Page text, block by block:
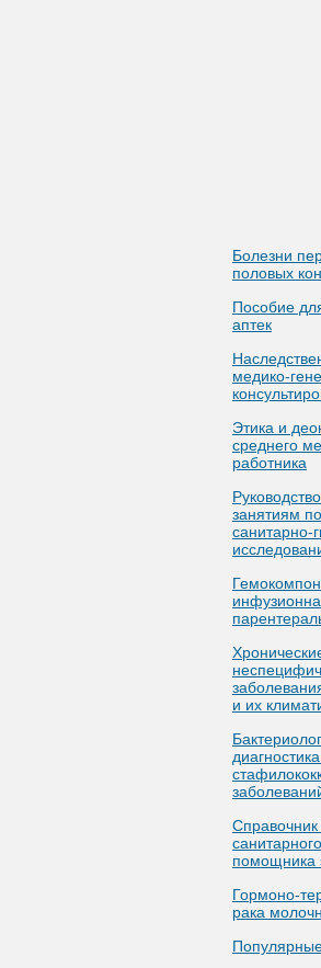
Болезни
половых
Пособие
аптек
медико-
Этика и
среднего
работника
занятиям
санитарно-
и их
помощника
Гормоно-
рака